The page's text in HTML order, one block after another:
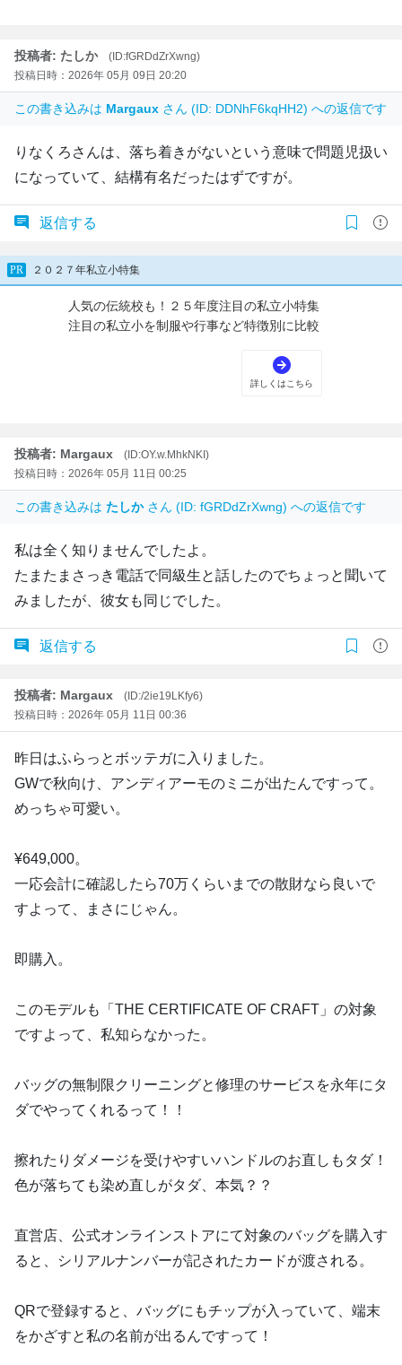
投稿者: たしか
(ID:fGRDdZrXwng)
投稿日時：2026年 05月 09日 20:20
この書き込みは Margaux さん (ID: DDNhF6kqHH2) への返信です
りなくろさんは、落ち着きがないという意味で問題児扱い
になっていて、結構有名だったはずですが。
返信する
投稿者: Margaux
(ID:OY.w.MhkNKI)
投稿日時：2026年 05月 11日 00:25
この書き込みは たしか さん (ID: fGRDdZrXwng) への返信です
私は全く知りませんでしたよ。
たまたまさっき電話で同級生と話したのでちょっと聞いて
みましたが、彼女も同じでした。
返信する
投稿者: Margaux
(ID:/2ie19LKfy6)
投稿日時：2026年 05月 11日 00:36
昨日はふらっとボッテガに入りました。
GWで秋向け、アンディアーモのミニが出たんですって。
めっちゃ可愛い。
¥649,000。
一応会計に確認したら70万くらいまでの散財なら良いで
すよって、まさにじゃん。
即購入。
このモデルも「THE CERTIFICATE OF CRAFT」の対象
ですよって、私知らなかった。
バッグの無制限クリーニングと修理のサービスを永年にタ
ダでやってくれるって！！
擦れたりダメージを受けやすいハンドルのお直しもタダ！
色が落ちても染め直しがタダ、本気？？
直営店、公式オンラインストアにて対象のバッグを購入す
ると、シリアルナンバーが記されたカードが渡される。
QRで登録すると、バッグにもチップが入っていて、端末
をかざすと私の名前が出るんですって！